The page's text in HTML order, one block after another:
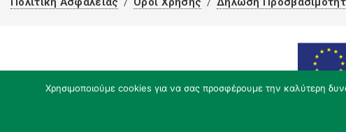
Χρησιμοποιούμε cookies για να σας προσφέρουμε την καλύτερη